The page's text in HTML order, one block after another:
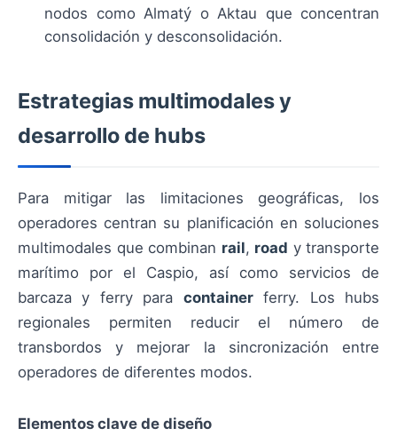
nodos como Almatý o Aktau que concentran
consolidación y desconsolidación.
Estrategias multimodales y
desarrollo de hubs
Para mitigar las limitaciones geográficas, los
operadores centran su planificación en soluciones
multimodales que combinan rail, road y transporte
marítimo por el Caspio, así como servicios de
barcaza y ferry para containerferry. Los hubs
regionales permiten reducir el número de
transbordos y mejorar la sincronización entre
operadores de diferentes modos.
Elementos clave de diseño